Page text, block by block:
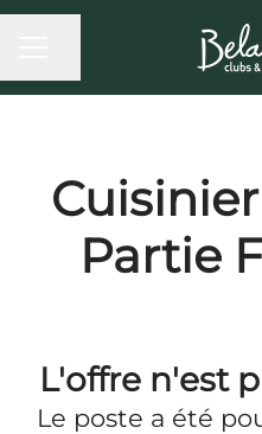
Partie
L'offre n'est
Le poste a été